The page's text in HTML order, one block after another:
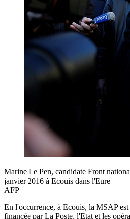
Marine Le Pen, candidate Front
janvier 2016 à Ecouis dans l'Eure
AFP
En l'occurrence, à Ecouis, la MSAP est
financée par La Poste, l'Etat et les